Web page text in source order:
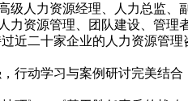
级人力资源经理、人力总监
力资源管理、团队建设、管
近二十家企业的人力资源管
行动学习与案例研讨完美结合